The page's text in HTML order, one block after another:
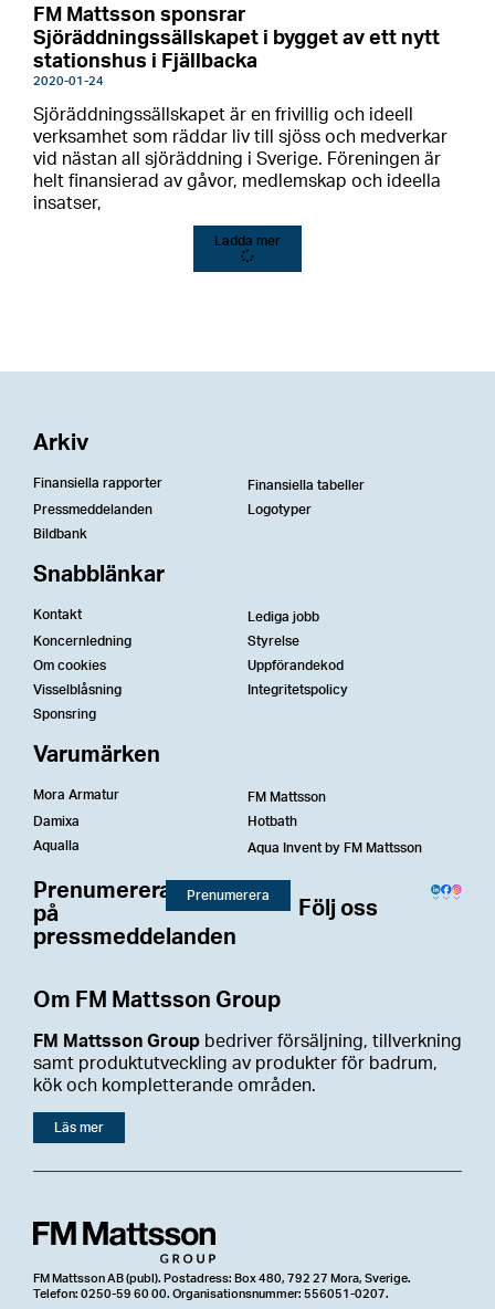
FM Mattsson sponsrar
Sjöräddningssällskapet i bygget av ett nytt
stationshus i Fjällbacka
2020-01-24
Sjöräddningssällskapet är en frivillig och ideell
verksamhet som räddar liv till sjöss och medverkar
vid nästan all sjöräddning i Sverige. Föreningen är
helt finansierad av gåvor, medlemskap och ideella
insatser,
Ladda mer
Om FM Mattsson Group
FM Mattsson Group bedriver försäljning, tillverkning
samt produktutveckling av produkter för badrum,
kök och kompletterande områden.
Läs mer
Arkiv
Finansiella rapporter
Finansiella tabeller
Pressmeddelanden
Logotyper
Bildbank
Snabblänkar
Kontakt
Lediga jobb
Koncernledning
Styrelse
Om cookies
Uppförandekod
Visselblåsning
Integritetspolicy
Sponsring
Varumärken
Mora Armatur
FM Mattsson
Damixa
Hotbath
Aqualla
Aqua Invent by FM Mattsson
Prenumerera
på
pressmeddelanden
Prenumerera
Följ oss
FM Mattsson AB (publ). Postadress: Box 480, 792 27 Mora, Sverige.
Telefon: 0250-59 60 00. Organisationsnummer: 556051-0207.